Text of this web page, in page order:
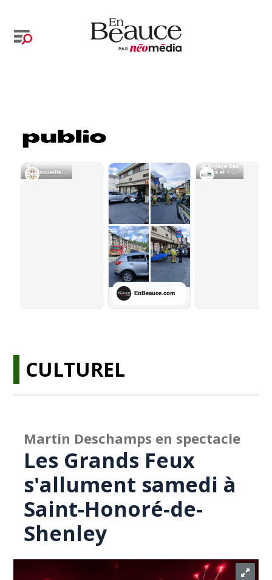
CULTUREL
Martin Deschamps en spectacle
Les Grands Feux
s'allument samedi à
Saint-Honoré-de-
Shenley